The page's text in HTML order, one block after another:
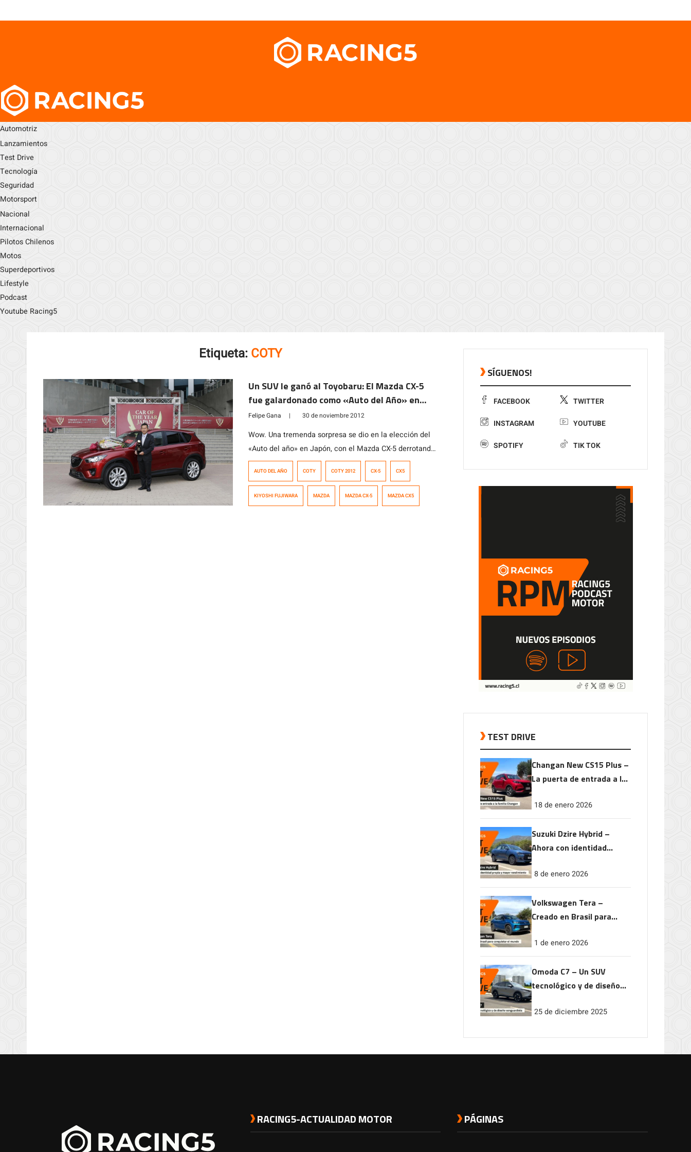
Automotriz
Lanzamientos
Test Drive
Tecnología
Seguridad
Motorsport
Nacional
Internacional
Pilotos Chilenos
Motos
Superdeportivos
Lifestyle
Podcast
Youtube Racing5
Etiqueta: COTY
Un SUV le ganó al Toyobaru: El Mazda CX-5
fue galardonado como «Auto del Año» en
Japón
Felipe Gana | 30 de noviembre 2012
Wow. Una tremenda sorpresa se dio en la elección del
«Auto del año» en Japón, con el Mazda CX-5 derrotando
a los pesos pesados en la lucha por ese honor en 2012,
se realizó ayer en Tokio. Los chicos […]
AUTO DEL AÑO COTY COTY 2012 CX-5 CX5
KIYOSHI FUJIWARA MAZDA MAZDA CX-5 MAZDA CX5
SÍGUENOS!
FACEBOOK TWITTER
INSTAGRAM YOUTUBE
SPOTIFY TIK TOK
TEST DRIVE
Changan New CS15 Plus –
La puerta de entrada a la
18 de enero 2026
Suzuki Dzire Hybrid –
Ahora con identidad
rendimiento
8 de enero 2026
Volkswagen Tera –
Creado en Brasil para
1 de enero 2026
Omoda C7 – Un SUV
tecnológico y de diseño
25 de diciembre 2025
RACING5-ACTUALIDAD MOTOR PÁGINAS